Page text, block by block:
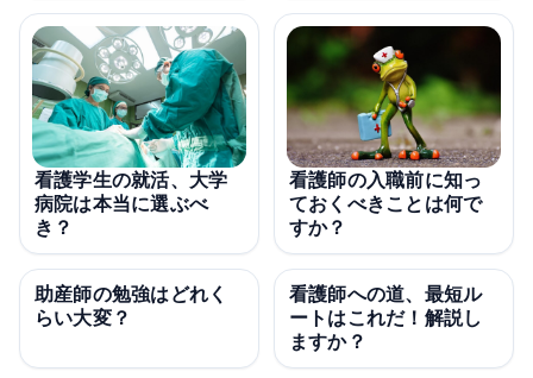
看護学生の就活、大学
病院は本当に選ぶべ
き？
看護師の入職前に知っ
ておくべきことは何で
すか？
助産師の勉強はどれく
らい大変？
看護師への道、最短ル
ートはこれだ！解説し
ますか？